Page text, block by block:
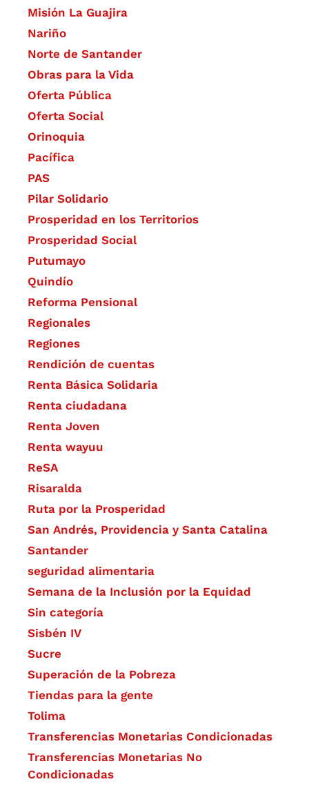
Misión La Guajira
Nariño
Norte de Santander
Obras para la Vida
Oferta Pública
Oferta Social​​
Orinoquia
Pacífica
PAS
Pilar Solidario
Prosperidad en los Territorios
Prosperidad Social
Putumayo
Quindío
Reforma Pensional
Regionales
Regiones
Rendición de cuentas
Renta Básica Solidaria
Renta ciudadana
Renta Joven
Renta wayuu
ReSA
Risaralda
Ruta por la Prosperidad
San Andrés, Providencia y Santa Catalina
Santander
seguridad alimentaria
Semana de la Inclusión por la Equidad
Sin categoría
Sisbén IV
Sucre
Superación de la Pobreza
Tiendas para la gente
Tolima
Transferencias Monetarias Condicionadas
Transferencias Monetarias No
Condicionadas